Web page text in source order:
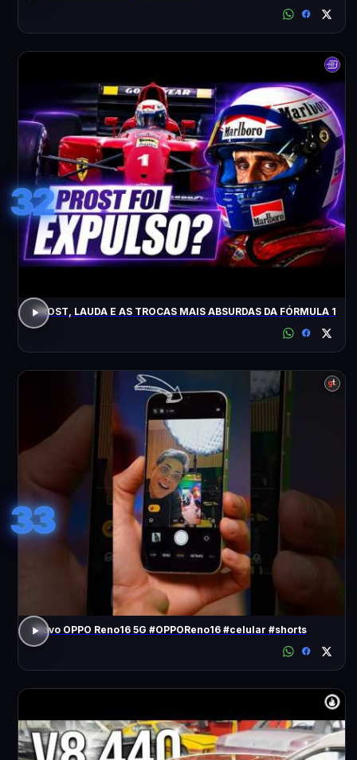
32
PROST, LAUDA E AS TROCAS MAIS ABSURDAS DA FÓRMULA 1
33
Novo OPPO Reno16 5G #OPPOReno16 #celular #shorts